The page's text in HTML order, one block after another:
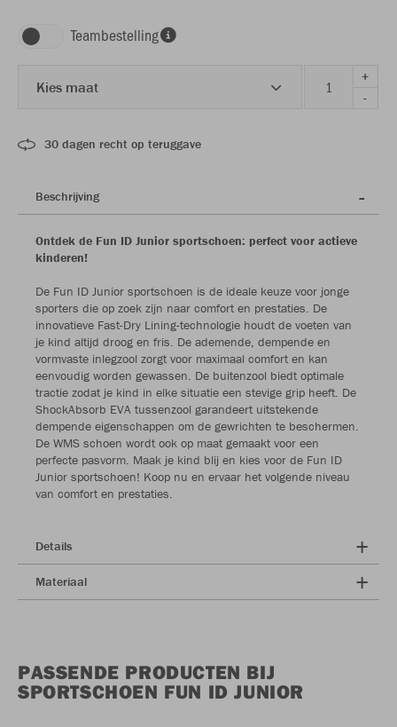
Teambestelling
Kies maat
+
-
30 dagen recht op teruggave
Beschrijving
Ontdek de Fun ID Junior sportschoen: perfect voor actieve
kinderen!
De Fun ID Junior sportschoen is de ideale keuze voor jonge
sporters die op zoek zijn naar comfort en prestaties. De
innovatieve Fast-Dry Lining-technologie houdt de voeten van
je kind altijd droog en fris. De ademende, dempende en
vormvaste inlegzool zorgt voor maximaal comfort en kan
eenvoudig worden gewassen. De buitenzool biedt optimale
tractie zodat je kind in elke situatie een stevige grip heeft. De
ShockAbsorb EVA tussenzool garandeert uitstekende
dempende eigenschappen om de gewrichten te beschermen.
De WMS schoen wordt ook op maat gemaakt voor een
perfecte pasvorm. Maak je kind blij en kies voor de Fun ID
Junior sportschoen! Koop nu en ervaar het volgende niveau
van comfort en prestaties.
Details
Materiaal
PASSENDE PRODUCTEN BIJ
SPORTSCHOEN FUN ID JUNIOR